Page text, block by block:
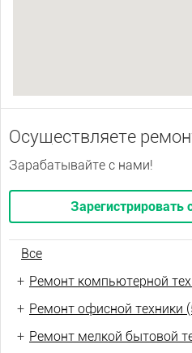
Осуществляете
Зарабатывайте с нами!
Зарегистрировать
Все
+ Ремонт компьютерной
+ Ремонт офисной техники
+ Ремонт мелкой бытовой